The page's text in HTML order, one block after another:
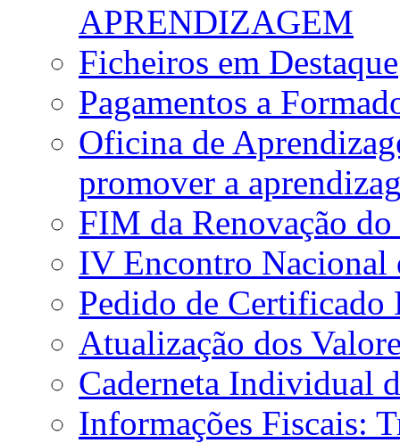
APRENDIZAGEM
Ficheiros em Destaque
Pagamentos a
Oficina de
promover a
FIM da Renovação
IV Encontro Nacional
Pedido de
Atualização dos
Caderneta Individual
Informações Fiscais: